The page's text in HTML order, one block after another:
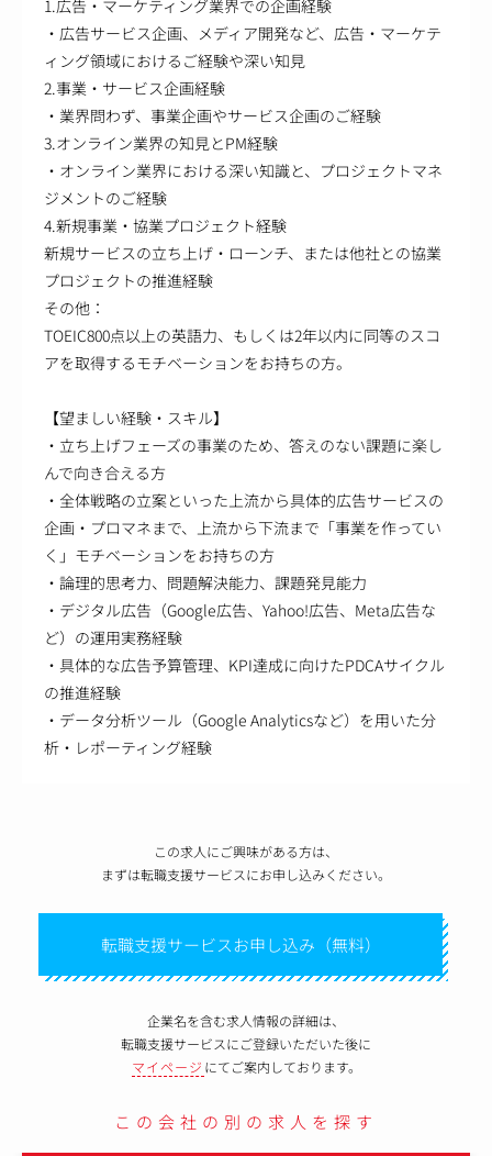
1.広告・マーケティング業界での企画経験
・広告サービス企画、メディア開発など、広告・マーケテ
ィング領域におけるご経験や深い知見
2.事業・サービス企画経験
・業界問わず、事業企画やサービス企画のご経験
3.オンライン業界の知見とPM経験
・オンライン業界における深い知識と、プロジェクトマネ
ジメントのご経験
4.新規事業・協業プロジェクト経験
新規サービスの立ち上げ・ローンチ、または他社との協業
プロジェクトの推進経験
その他：
TOEIC800点以上の英語力、もしくは2年以内に同等のスコ
アを取得するモチベーションをお持ちの方。
【望ましい経験・スキル】
・立ち上げフェーズの事業のため、答えのない課題に楽し
んで向き合える方
・全体戦略の立案といった上流から具体的広告サービスの
企画・プロマネまで、上流から下流まで「事業を作ってい
く」モチベーションをお持ちの方
・論理的思考力、問題解決能力、課題発見能力
・デジタル広告（Google広告、Yahoo!広告、Meta広告な
ど）の運用実務経験
・具体的な広告予算管理、KPI達成に向けたPDCAサイクル
の推進経験
・データ分析ツール（Google Analyticsなど）を用いた分
析・レポーティング経験
この求人にご興味がある方は、
まずは転職支援サービスにお申し込みください。
転職支援サービスお申し込み（無料）
企業名を含む求人情報の詳細は、
転職支援サービスにご登録いただいた後に
マイページ にてご案内しております。
この会社の別の求人を探す